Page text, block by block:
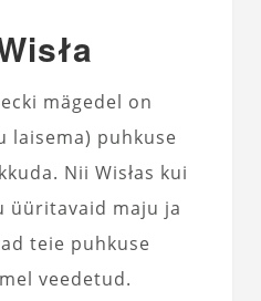
mägedel on
laisema) puhkuse
Nii Wisłas kui
üüritavaid maju ja
teie puhkuse
veedetud.